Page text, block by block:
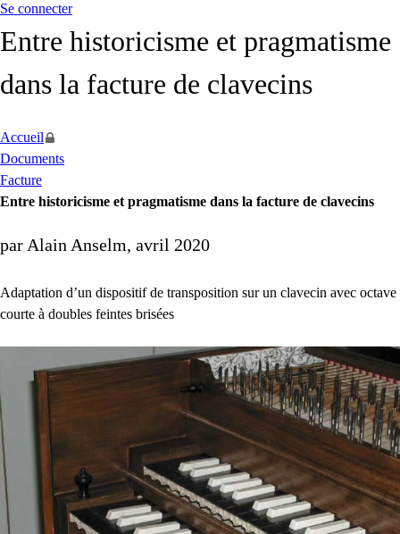
Se connecter
Entre historicisme et pragmatisme
dans la facture de clavecins
Accueil
Documents
Facture
Entre historicisme et pragmatisme dans la facture de clavecins
par Alain Anselm, avril 2020
Adaptation d’un dispositif de transposition sur un clavecin avec octave
courte à doubles feintes brisées